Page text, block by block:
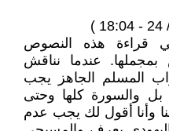
قراءة هذه النصوص
عندما نناقش
المسلم الجاهز يجب
بل والسورة كلها وحتى
وأنا أقول لك يجب عدم